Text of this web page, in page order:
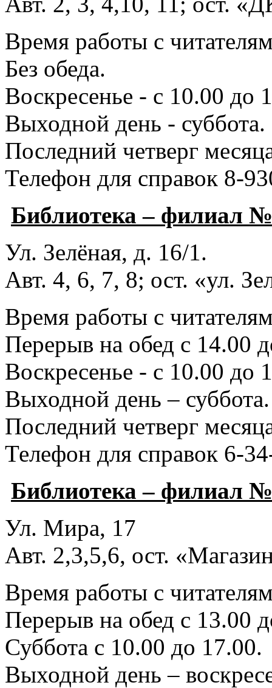
Время работы с
Без обеда.
Воскресенье - с 10.00 до
Выходной день - суббота.
Последний четверг
Телефон для справок 8-
Библиотека – филиал
Ул. Зелёная, д. 16/1.
Авт. 4, 6, 7, 8; ост. «ул.
Время работы с
Перерыв на обед с 14.00
Воскресенье - с 10.00 до
Выходной день – суббота.
Последний четверг
Телефон для справок 6-
Библиотека – филиал
Ул. Мира, 17
Авт. 2,3,5,6, ост.
Время работы с
Перерыв на обед с 13.00
Суббота с 10.00 до 17.00.
Выходной день –